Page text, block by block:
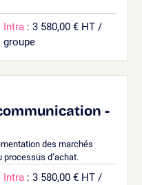
Intra : 3 580,00 € HT /
groupe
-
des marchés
d’achat.
Intra : 3 580,00 € HT /